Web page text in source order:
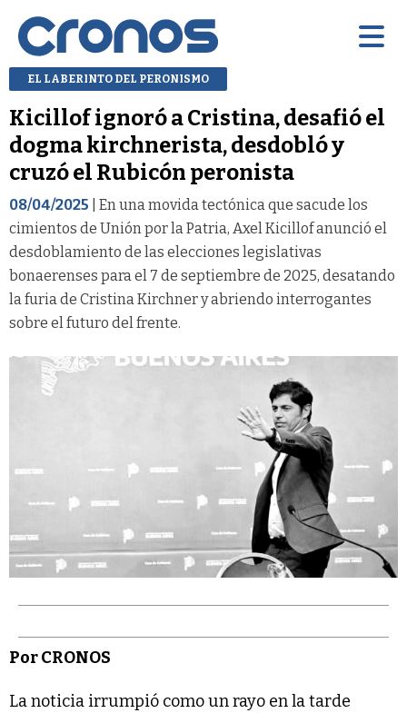
EL LABERINTO DEL PERONISMO
Kicillof ignoró a Cristina, desafió el
dogma kirchnerista, desdobló y
cruzó el Rubicón peronista
08/04/2025 | En una movida tectónica que sacude los
cimientos de Unión por la Patria, Axel Kicillof anunció el
desdoblamiento de las elecciones legislativas
bonaerenses para el 7 de septiembre de 2025, desatando
la furia de Cristina Kirchner y abriendo interrogantes
sobre el futuro del frente.
Por CRONOS
La noticia irrumpió como un rayo en la tarde